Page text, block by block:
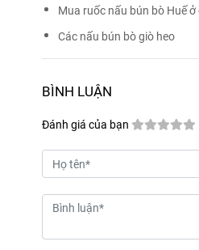
Mua ruốc nấu bún bò Huế ở
Các nấu bún bò giò heo
BÌNH LUẬN
Đánh giá của bạn